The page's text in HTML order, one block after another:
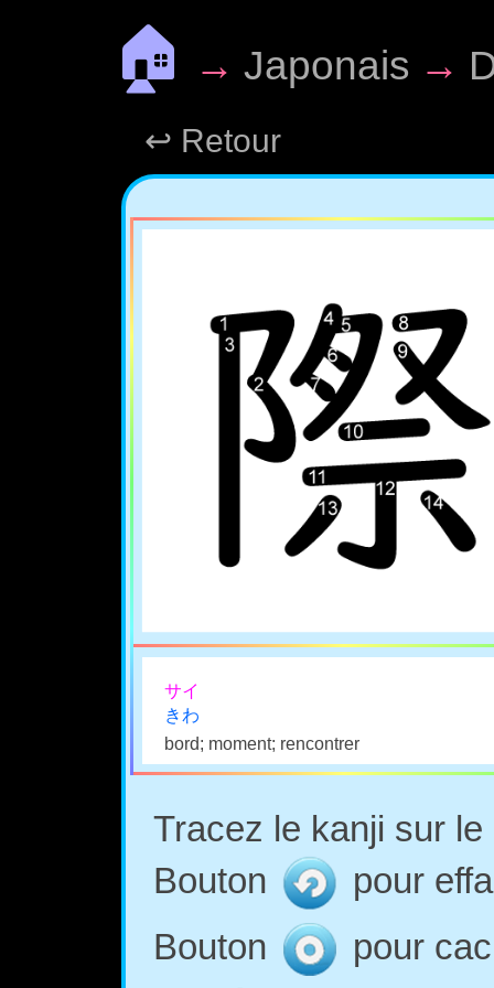
🏠 → Japonais →
↩ Retour
サイ
きわ
bord; moment; rencontrer
Tracez le kanji sur
Bouton
pour
Bouton
pour